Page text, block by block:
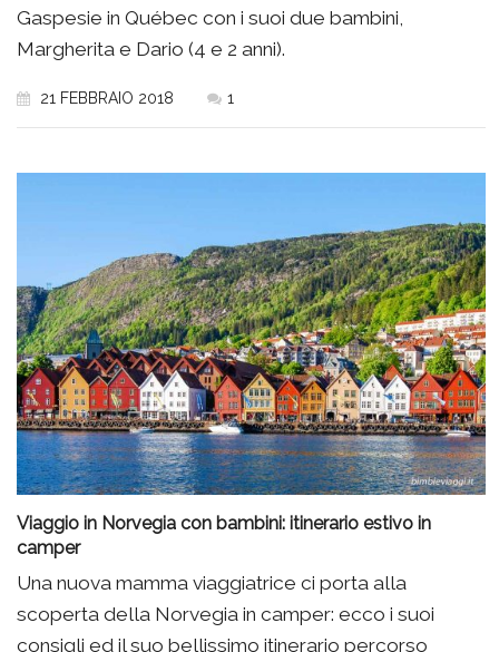
Gaspesie in Québec con i suoi due bambini,
Margherita e Dario (4 e 2 anni).
21 FEBBRAIO 2018 1
Viaggio in Norvegia con bambini: itinerario estivo in
camper
Una nuova mamma viaggiatrice ci porta alla
scoperta della Norvegia in camper: ecco i suoi
consigli ed il suo bellissimo itinerario percorso